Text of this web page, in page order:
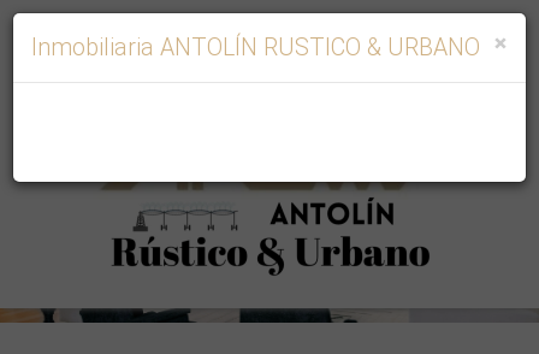
×
Inmobiliaria ANTOLÍN RUSTICO & URBANO